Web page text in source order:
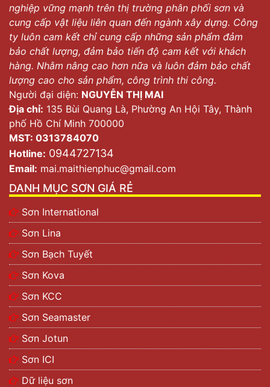
nghiệp vững mạnh trên thị trường phân phối sơn và
cung cấp vật liệu liên quan đến ngành xây dựng. Công
ty luôn cam kết chỉ cung cấp những sản phẩm đảm
bảo chất lượng, đảm bảo tiến độ cam kết với khách
hàng. Nhằm nâng cao hơn nữa và luôn đảm bảo chất
lượng cao cho sản phẩm, công trình thi công.
Người đại diện: NGUYỄN THỊ MAI
Địa chỉ: 135 Bùi Quang Là, Phường An Hội Tây, Thành
phố Hồ Chí Minh 700000
MST: 0313784070
Hotline: 0944727134
Email: mai.maithienphuc@gmail.com
DANH MỤC SƠN GIÁ RẺ
Sơn International
Sơn Lina
Sơn Bạch Tuyết
Sơn Kova
Sơn KCC
Sơn Seamaster
Sơn Jotun
Sơn ICI
Dữ liệu sơn